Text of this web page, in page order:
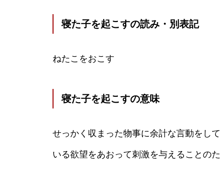
寝た子を起こすの読み・別表記
ねたこをおこす
寝た子を起こすの意味
せっかく収まった物事に余計な言動をし
いる欲望をあおって刺激を与えることの